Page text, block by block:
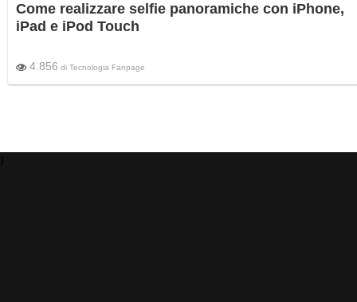
Come realizzare selfie panoramiche con iPhone,
iPad e iPod Touch
4.856 di Tecnologia Fanpage